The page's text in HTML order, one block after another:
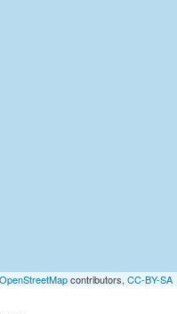
OpenStreetMapcontributors, CC-BY-SA